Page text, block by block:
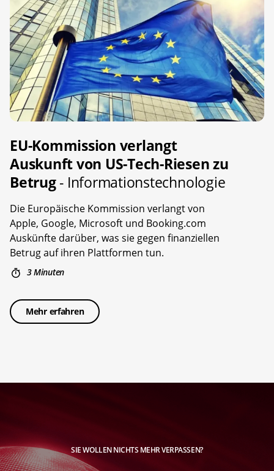
EU-Kommission verlangt
Auskunft von US-Tech-Riesen zu
Betrug- Informationstechnologie
Die Europäische Kommission verlangt von
Apple, Google, Microsoft und Booking.com
Auskünfte darüber, was sie gegen finanziellen
Betrug auf ihren Plattformen tun.
3 Minuten
Mehr erfahren
SIE WOLLEN NICHTS MEHR VERPASSEN?